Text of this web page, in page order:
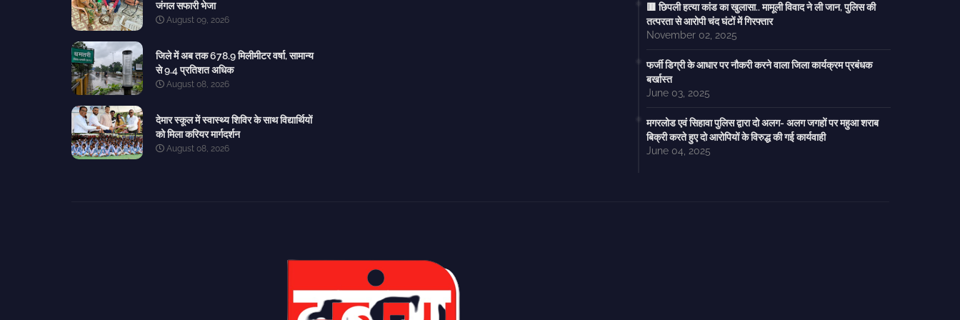
जंगल सफारी भेजा
August 09, 2026
जिले में अब तक 678.9 मिलीमीटर वर्षा, सामान्य
से 9.4 प्रतिशत अधिक
August 08, 2026
देमार स्कूल में स्वास्थ्य शिविर के साथ विद्यार्थियों
को मिला करियर मार्गदर्शन
August 08, 2026
🟥 छिपली हत्या कांड का खुलासा.. मामूली विवाद ने ली जान, पुलिस की
तत्परता से आरोपी चंद घंटों में गिरफ्तार
November 02, 2025
फर्जी डिग्री के आधार पर नौकरी करने वाला जिला कार्यक्रम प्रबंधक
बर्खास्त
June 03, 2025
मगरलोड एवं सिहावा पुलिस द्वारा दो अलग- अलग जगहों पर महुआ शराब
बिक्री करते हुए दो आरोपियों के विरुद्ध की गई कार्यवाही
June 04, 2025